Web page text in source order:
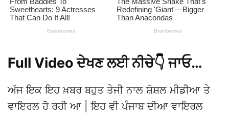
Full Video ਦੇਖਣ ਲਈ ਨੀਚੇ👇 ਜਾਓ…
ਅੱਜ ਇਕ ਇਹ ਖ਼ਬਰ ਬਹੁਤ ਤੇਜੀ ਨਾਲ ਸ਼ੋਸ਼ਲ ਮੀਡੀਆ ਤੇ
ਵਾਇਰਲ ਹੋ ਰਹੀ ਆ | ਇਹ ਵੀ ਪੰਜਾਬ ਦੀਆ ਵਾਇਰਲ